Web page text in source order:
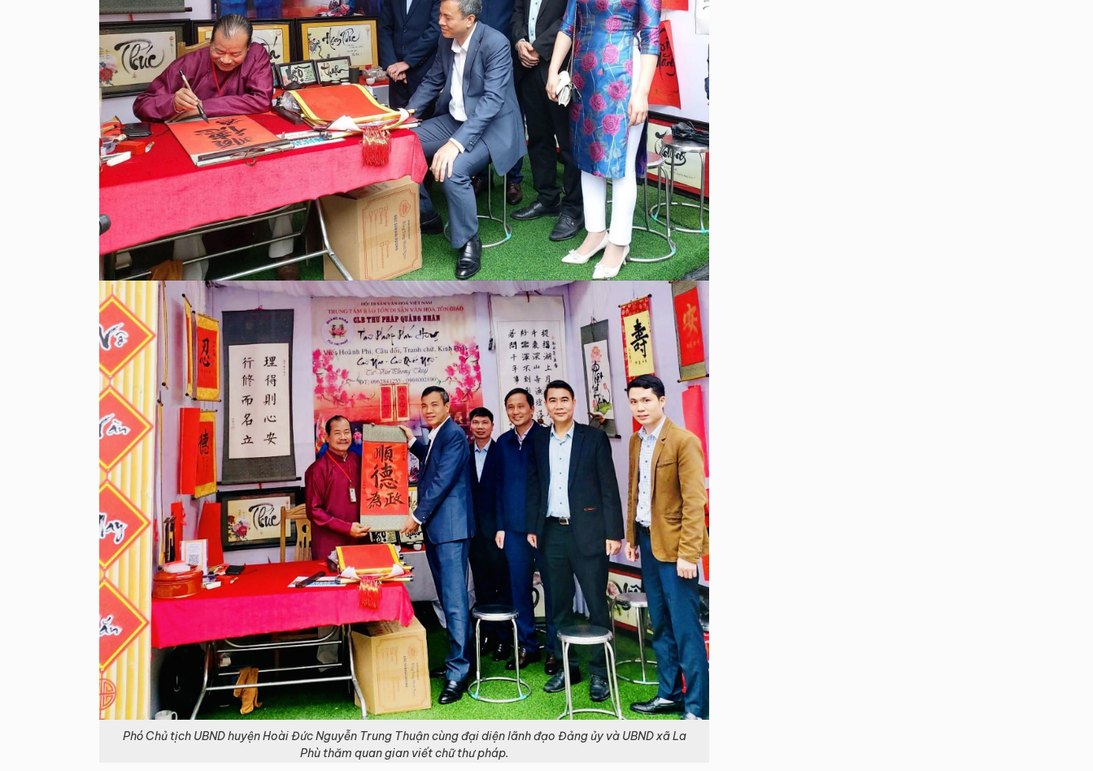
Phó Chủ tịch UBND huyện Hoài Đức Nguyễn Trung Thuận cùng đại diện lãnh đạo Đảng ủy và UBND xã La
Phù thăm quan gian viết chữ thư pháp.